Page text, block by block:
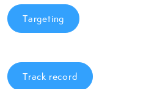
Targeting
Track record